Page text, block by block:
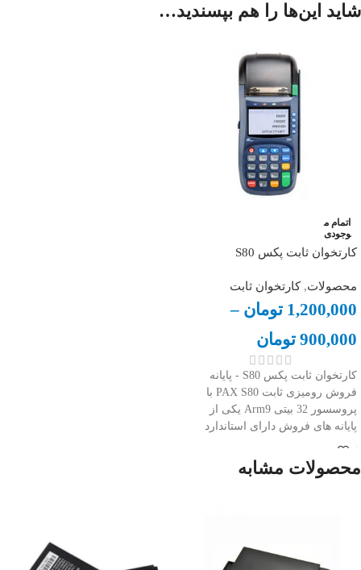
شاید این‌ها را هم بپسندید…
اتمام م
وجودی
کارتخوان ثابت پکس S80
محصولات, کارتخوان ثابت
1,200,000 تومان –
900,000 تومان
کارتخوان ثابت پکس S80 - پایانه
فروش رومیزی ثابت PAX S80 با
پروسسور 32 بیتی Arm9 یکی از
پایانه های فروش دارای استاندارد
سازگار با نرم افزار فن آوا کارت
است مدل پلاس آن دارای صفحه
محصولات مشابه